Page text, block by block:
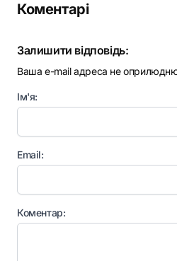
Коментарі
Залишити відповідь:
Ваша e-mail адреса не
Ім'я:
Email:
Коментар: